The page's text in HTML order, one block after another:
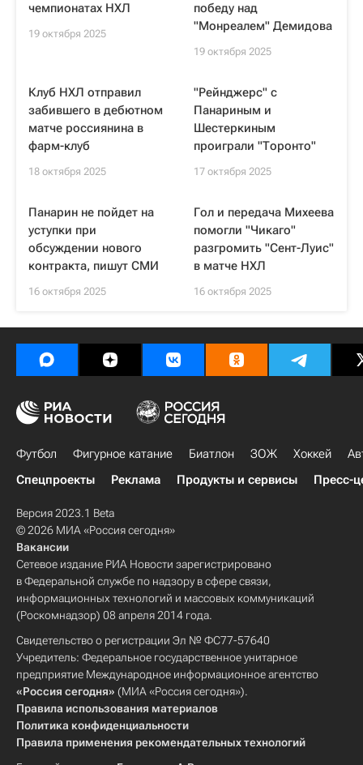
чемпионатах НХЛ
19 октября 2025
победу над
"Монреалем" Демидова
19 октября 2025
Клуб НХЛ отправил
забившего в дебютном
матче россиянина в
фарм-клуб
18 октября 2025
"Рейнджерс" с
Панариным и
Шестеркиным
проиграли "Торонто"
17 октября 2025
Панарин не пойдет на
уступки при
обсуждении нового
контракта, пишут СМИ
16 октября 2025
Гол и передача Михеева
помогли "Чикаго"
разгромить "Сент-Луис"
в матче НХЛ
16 октября 2025
Футбол Фигурное катание Биатлон ЗОЖ Хоккей
Спецпроекты
Реклама Продукты и сервисы Пресс-
Версия 2023.1 Beta
© 2026 МИА «Россия сегодня»
Вакансии
Сетевое издание РИА Новости зарегистрировано
в Федеральной службе по надзору в сфере связи,
информационных технологий и массовых коммуникаций
(Роскомнадзор) 08 апреля 2014 года.
Свидетельство о регистрации Эл № ФС77-57640
Учредитель: Федеральное государственное унитарное
предприятие Международное информационное агентство
«Россия сегодня» (МИА «Россия сегодня»).
Правила использования материалов
Политика конфиденциальности
Правила применения рекомендательных технологий